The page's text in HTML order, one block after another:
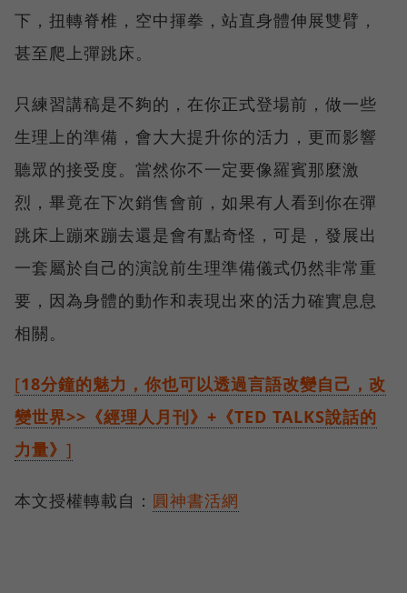
下，扭轉脊椎，空中揮拳，站直身體伸展雙臂，
甚至爬上彈跳床。
只練習講稿是不夠的，在你正式登場前，做一些
生理上的準備，會大大提升你的活力，更而影響
聽眾的接受度。當然你不一定要像羅賓那麼激
烈，畢竟在下次銷售會前，如果有人看到你在彈
跳床上蹦來蹦去還是會有點奇怪，可是，發展出
一套屬於自己的演說前生理準備儀式仍然非常重
要，因為身體的動作和表現出來的活力確實息息
相關。
[18分鐘的魅力，你也可以透過言語改變自己，改
變世界>>《經理人月刊》+《TED TALKS說話的
力量》 ]
本文授權轉載自： 圓神書活網